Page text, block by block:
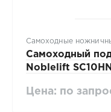
Самоходные
Самоходный
Noblelift SC10HN
Цена: по